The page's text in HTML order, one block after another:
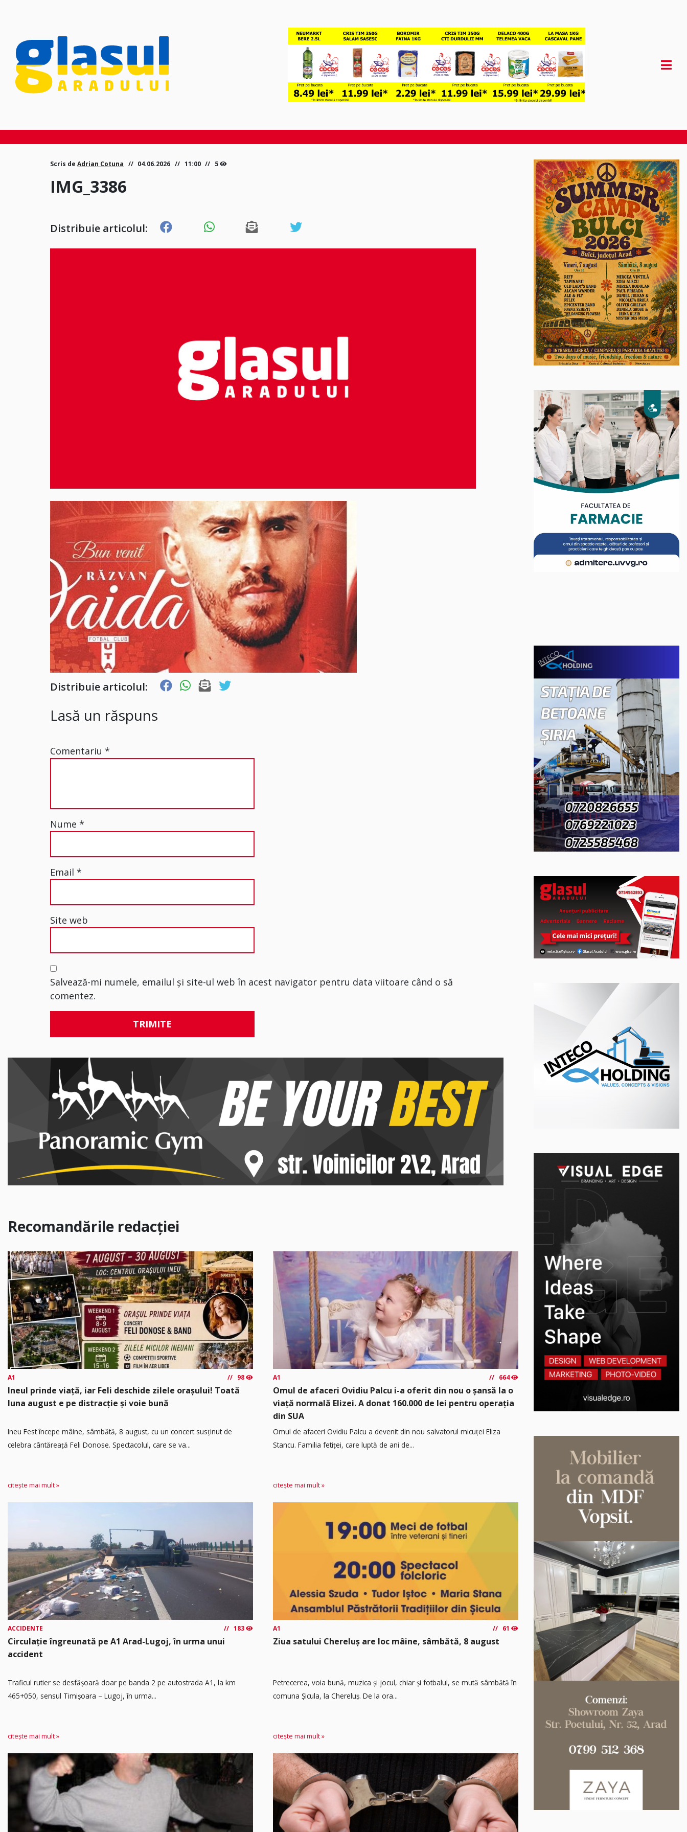
Scris deAdrian Cotuna 04.06.2026 11:00 5
IMG_3386
Distribuie articolul:
Distribuie articolul:
Lasă un răspuns
Comentariu*
Nume*
Email*
Site web
Salvează-mi numele, emailul și site-ul web în acest navigator pentru data viitoare când o să
comentez.
Recomandările redacției
A1 98
Ineul prinde viață, iar Feli deschide zilele orașului! Toată
luna august e pe distracție și voie bună
Ineu Fest începe mâine, sâmbătă, 8 august, cu un concert susținut de
celebra cântăreață Feli Donose. Spectacolul, care se va...
citește mai mult »
A1 664
Omul de afaceri Ovidiu Palcu i-a oferit din nou o șansă la o
viață normală Elizei. A donat 160.000 de lei pentru operația
din SUA
Omul de afaceri Ovidiu Palcu a devenit din nou salvatorul micuței Eliza
Stancu. Familia fetiței, care luptă de ani de...
citește mai mult »
ACCIDENTE 183
Circulație îngreunată pe A1 Arad-Lugoj, în urma unui
accident
Traficul rutier se desfășoară doar pe banda 2 pe autostrada A1, la km
465+050, sensul Timişoara – Lugoj, în urma...
citește mai mult »
A1 61
Ziua satului Chereluș are loc mâine, sâmbătă, 8 august
Petrecerea, voia bună, muzica și jocul, chiar și fotbalul, se mută sâmbătă în
comuna Șicula, la Chereluș. De la ora...
citește mai mult »